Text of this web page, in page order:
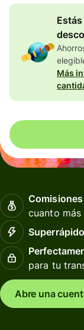
Más
cuanto más
Superrápido
para tu
Abre una